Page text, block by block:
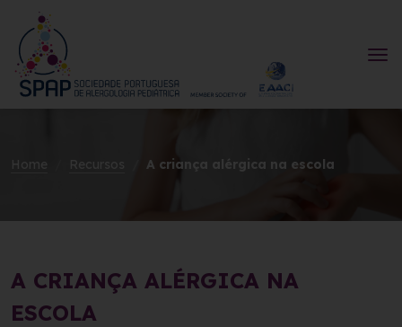
Home Recursos A criança alérgica na escola
A CRIANÇA ALÉRGICA NA
ESCOLA